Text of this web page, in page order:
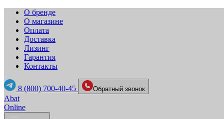
О бренде
О магазине
Оплата
Доставка
Лизинг
Гарантия
Контакты
8 (800) 700-40-45 Обратный звонок
Abat
Online